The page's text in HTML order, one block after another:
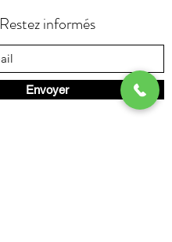
Restez informés
Envoyer